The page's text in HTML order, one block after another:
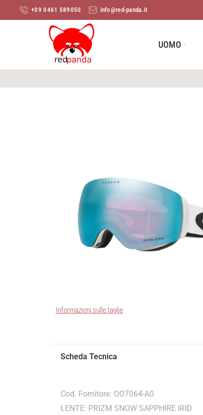
+39 0461 589050 info@red-panda.it
UOMO
Informazioni sulle taglie
Cod. Fornitore: OO7064-A0
LENTE: PRIZM SNOW SAPPHIRE IRID